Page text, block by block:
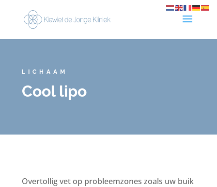
LICHAAM
Cool lipo
Overtollig vet op probleemzones zoals uw buik